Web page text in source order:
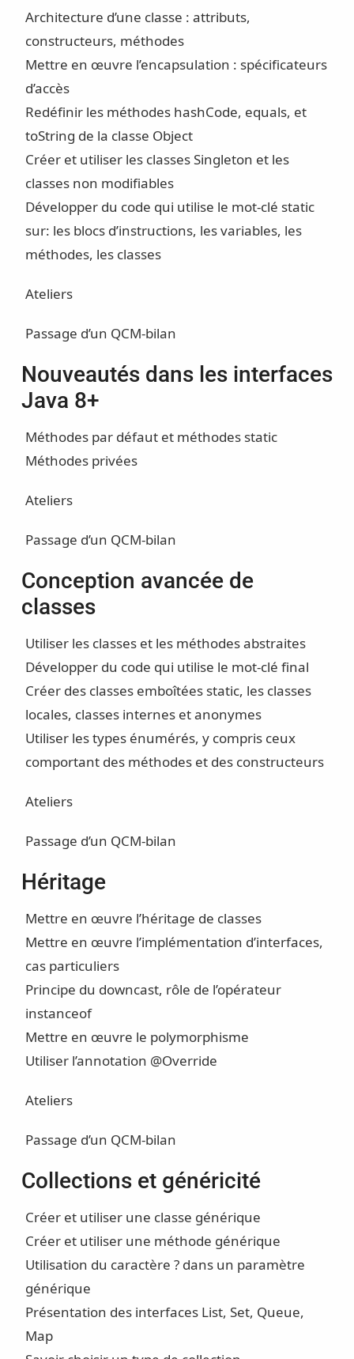
Architecture d’une classe : attributs,
constructeurs, méthodes
Mettre en œuvre l’encapsulation : spécificateurs
d’accès
Redéfinir les méthodes hashCode, equals, et
toString de la classe Object
Créer et utiliser les classes Singleton et les
classes non modifiables
Développer du code qui utilise le mot-clé static
sur: les blocs d’instructions, les variables, les
méthodes, les classes
Ateliers
Passage d’un QCM-bilan
Nouveautés dans les interfaces
Java 8+
Méthodes par défaut et méthodes static
Méthodes privées
Ateliers
Passage d’un QCM-bilan
Conception avancée de
classes
Utiliser les classes et les méthodes abstraites
Développer du code qui utilise le mot-clé final
Créer des classes emboîtées static, les classes
locales, classes internes et anonymes
Utiliser les types énumérés, y compris ceux
comportant des méthodes et des constructeurs
Ateliers
Passage d’un QCM-bilan
Héritage
Mettre en œuvre l’héritage de classes
Mettre en œuvre l’implémentation d’interfaces,
cas particuliers
Principe du downcast, rôle de l’opérateur
instanceof
Mettre en œuvre le polymorphisme
Utiliser l’annotation @Override
Ateliers
Passage d’un QCM-bilan
Collections et généricité
Créer et utiliser une classe générique
Créer et utiliser une méthode générique
Utilisation du caractère ? dans un paramètre
générique
Présentation des interfaces List, Set, Queue,
Map